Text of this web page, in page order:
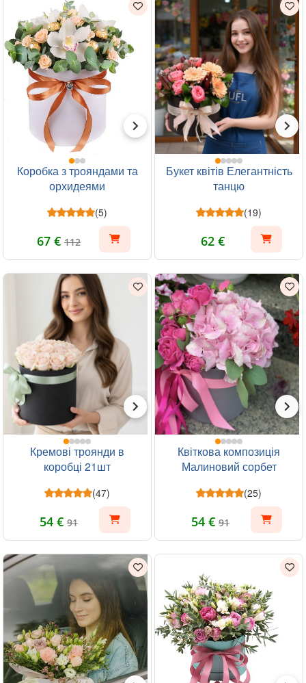
Коробка з трояндами та
орхидеями
(5)
67 € 112
Букет квітів Елегантність
танцю
(19)
62 €
Кремові троянди в
коробці 21шт
(47)
54 € 91
Квіткова композиція
Малиновий сорбет
(25)
54 € 91